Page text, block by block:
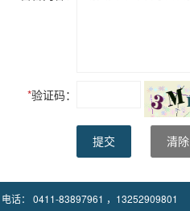
*验证码：
提交 清除
电话： 0411-83897961 ，13252909801